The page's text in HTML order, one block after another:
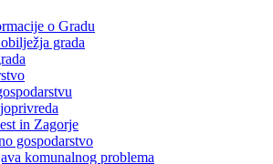
o Gradu
grada
in Zagorje
gospodarstvo
komunalnog problema